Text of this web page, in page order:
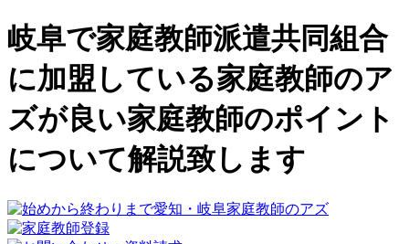
岐阜で家庭教師派遣共同組合
に加盟している家庭教師のア
ズが良い家庭教師のポイント
について解説致します